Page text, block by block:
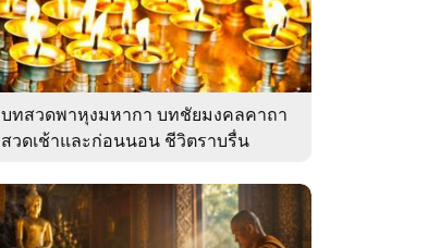
บทสวดพาหุงมหากา บทชัยมงคลคาถา
สวดเช้าและก่อนนอน ชีวิตราบรื่น